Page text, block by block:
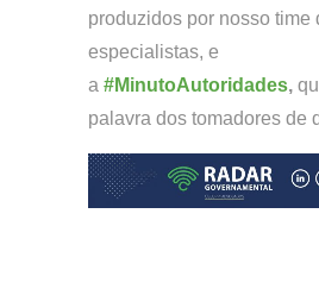
produzidos por nosso time
especialistas, e
a #MinutoAutoridades,
palavra dos tomadores de